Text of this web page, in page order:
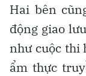
Hai bên
động giao
như cuộc thi
ẩm thực